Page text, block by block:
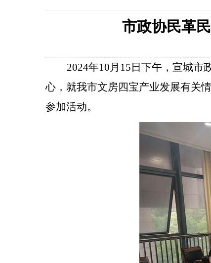
市政协民革
2024年10月15日下午，宣城市
心，就我市文房四宝产业发展有关
参加活动。